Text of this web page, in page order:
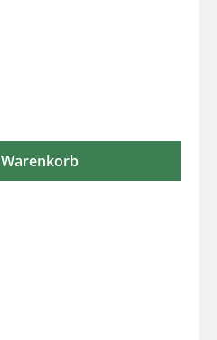
die Schaltflächen um die